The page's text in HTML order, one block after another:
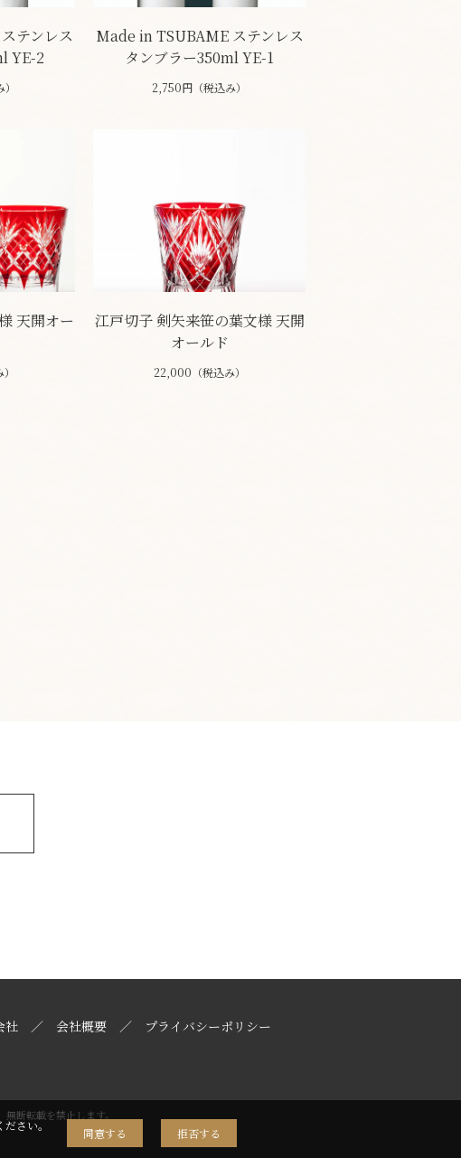
テンレス
YE-2
Made in TSUBAME ステンレス
タンブラー350ml YE-1
2,750円（税込み）
天開オー
江戸切子 剣矢来笹の葉文様 天開
オールド
22,000（税込み）
社 会社概要 プライバシーポリシー
断転載を禁止します。
ださい。
同意する 拒否する